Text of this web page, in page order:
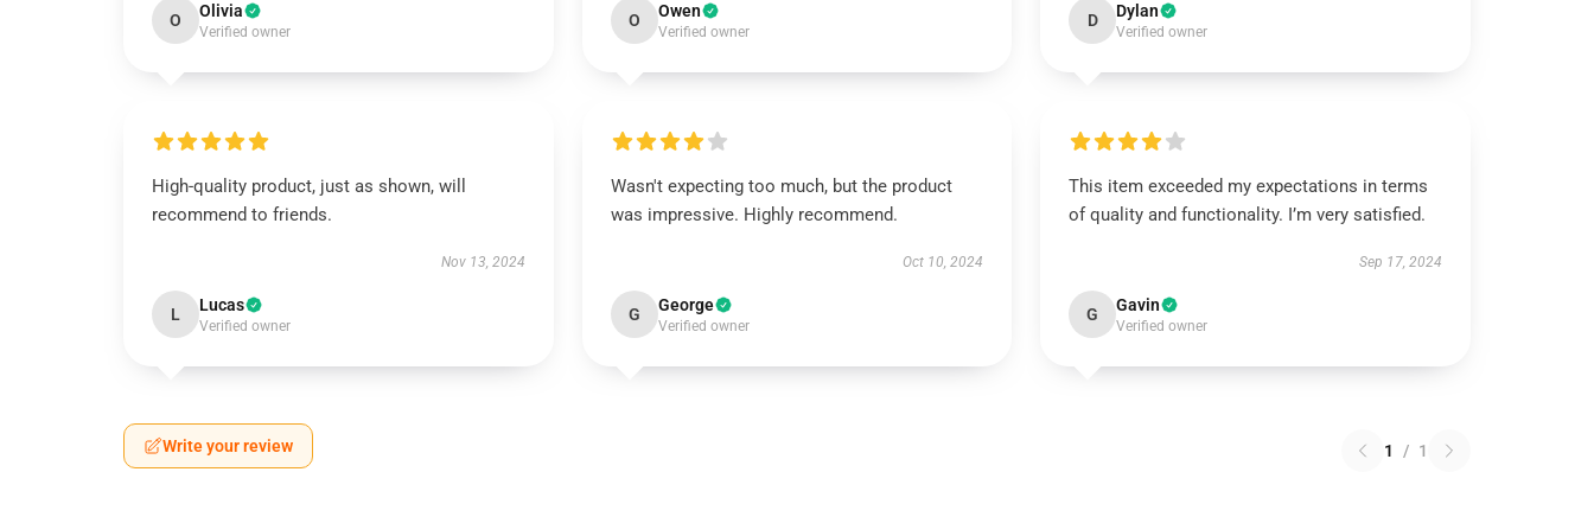
O Olivia
Verified owner
O Owen
Verified owner
D Dylan
Verified owner
High-quality product, just as shown, will
recommend to friends.
Nov 13, 2024
L Lucas
Verified owner
Wasn't expecting too much, but the product
was impressive. Highly recommend.
Oct 10, 2024
G George
Verified owner
This item exceeded my expectations in terms
of quality and functionality. I’m very satisfied.
Sep 17, 2024
G Gavin
Verified owner
Write your review 1 / 1